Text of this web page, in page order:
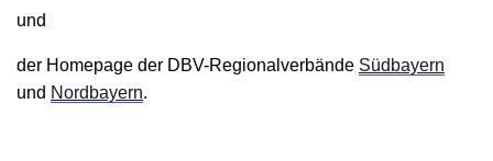
und
der Homepage der DBV-Regionalverbände Südbayern
und Nordbayern.